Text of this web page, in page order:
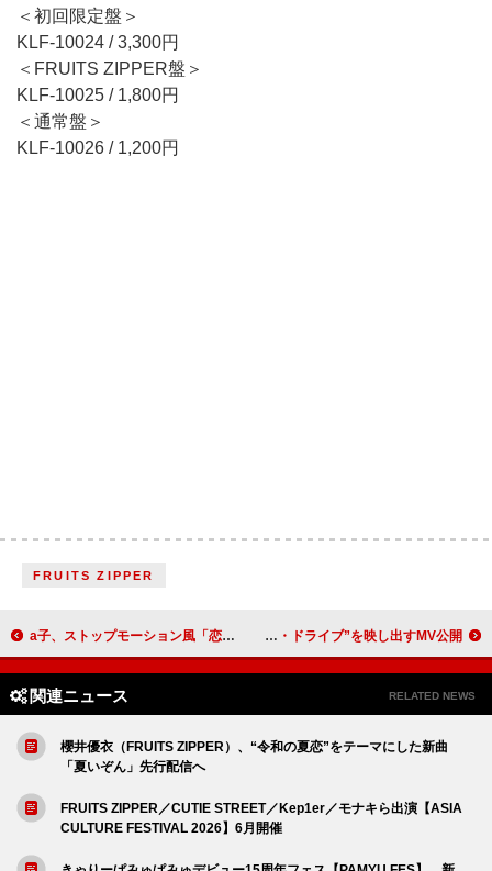
＜初回限定盤＞
KLF-10024 / 3,300円
＜FRUITS ZIPPER盤＞
KLF-10025 / 1,800円
＜通常盤＞
KLF-10026 / 1,200円
FRUITS ZIPPER
a子、ストップモーション風「恋は生まれた」MVで失恋の寂しさを表現 セブンス・ベガ、メンバーの“ワンナイト・ドライブ”を映し出すMV公開
関連ニュース RELATED NEWS
櫻井優衣（FRUITS ZIPPER）、“令和の夏恋”をテーマにした新曲
「夏いぞん」先行配信へ
FRUITS ZIPPER／CUTIE STREET／Kep1er／モナキら出演【ASIA
CULTURE FESTIVAL 2026】6月開催